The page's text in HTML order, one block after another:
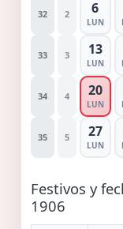
32 2 6
LUN
33 3 13
LUN
34 4 20
LUN
35 5 27
LUN
Festivos y
1906